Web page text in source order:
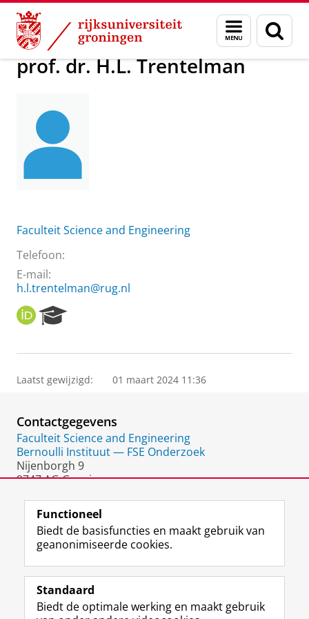
Skip
Content
Skip
Navigation
Menu
en
zoeken
Over ons prof. dr. H.L. Trentelman
prof. dr. H.L. Trentelman
Faculteit Science and Engineering
Telefoon:
E-mail:
h.l.trentelman@rug.nl
O
R
I
e
r
P
o
r
t
a
Laatst gewijzigd: 01 maart 2024 11:36
Contactgegevens
Faculteit Science and Engineering
Bernoulli Instituut — FSE Onderzoek
Nijenborgh 9
9747 AG Groningen
Volg de RUG
F
a
e
L
i
k
R
S
-
I
n
t
Y
o
T
Studiekiezers
Functioneel
Biedt de basisfuncties en maakt gebruik van
geanonimiseerde cookies.
Standaard
Biedt de optimale werking en maakt gebruik